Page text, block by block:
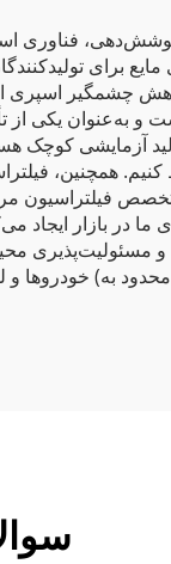
فناوری
برای
چشمگیر اسپری
و به‌عنوان یکی
آزمایشی کوچک
فیلتراسیون
و مسئولیت‌پذیری
محدود به) خودروها